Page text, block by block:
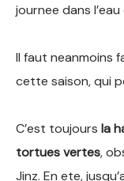
journee dans
Il faut neanmoins
cette saison, qui
C’est toujours la
tortues vertes,
Jinz. En ete,